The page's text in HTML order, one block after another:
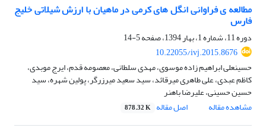
مطالعه ی فراوانی انگل های کرمی در ماهیان با ارزش شیلاتی خلیج
فارس
دوره 11، شماره 1، بهار 1394، صفحه
5-14
10.22055/ivj.2015.8676
حسینعلی ابراهیم زاده موسوی، مهدی سلطانی، معصومه قدم، ایرج موبدی،
کاظم عبدی، علی طاهری میرقائد، سید سعید میرزرگر، پولین شهره، سید
حسین حسینی، علیرضا باهنر
مشاهده مقاله
اصل مقاله 878.32 K